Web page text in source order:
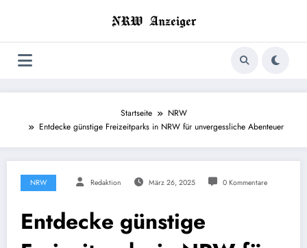
Startseite
NRW
Entdecke günstige Freizeitparks in NRW für unvergessliche Abenteuer
NRW Redaktion März 26, 2025 0 Kommentare
Entdecke günstige